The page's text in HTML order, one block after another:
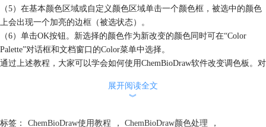
（5）在基本颜色区域或自定义颜色区域单击一个颜色框，被选中的颜色
上会出现一个加亮的边框（被选状态）。
（6）单击OK按钮。新选择的颜色作为新改变的颜色同时可在“Color
Palette”对话框和文档窗口的Color菜单中选择。
通过上述教程，大家可以学会如何使用ChemBioDraw软件改变调色板。对
ChemBioDraw颜色处理的更多应用及ChemBioDraw使用教程请访问
展开阅读全文
︾
标签： ChemBioDraw使用教程 ， ChemBioDraw颜色处理
，